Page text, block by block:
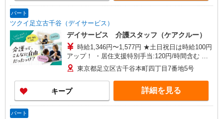
パート
ツクイ足立古千谷（デイサービス）
デイサービス 介護スタッフ（ケアクルー）
時給1,346円〜1,577円 ★土日祝日は時給100円
アップ！ ・居住支援特別手当:120円/時間含む ※
給与幅は資格・経験等による
東京都足立区古千谷本町四丁目7番地5号
キープ 詳細を見る
パート